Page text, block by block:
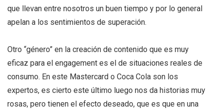
que llevan entre nosotros un buen tiempo y por lo general
apelan a los sentimientos de superación.
Otro “género” en la creación de contenido que es muy
eficaz para el engagement es el de situaciones reales de
consumo. En este Mastercard o Coca Cola son los
expertos, es cierto este último luego nos da historias muy
rosas, pero tienen el efecto deseado, que es que en una